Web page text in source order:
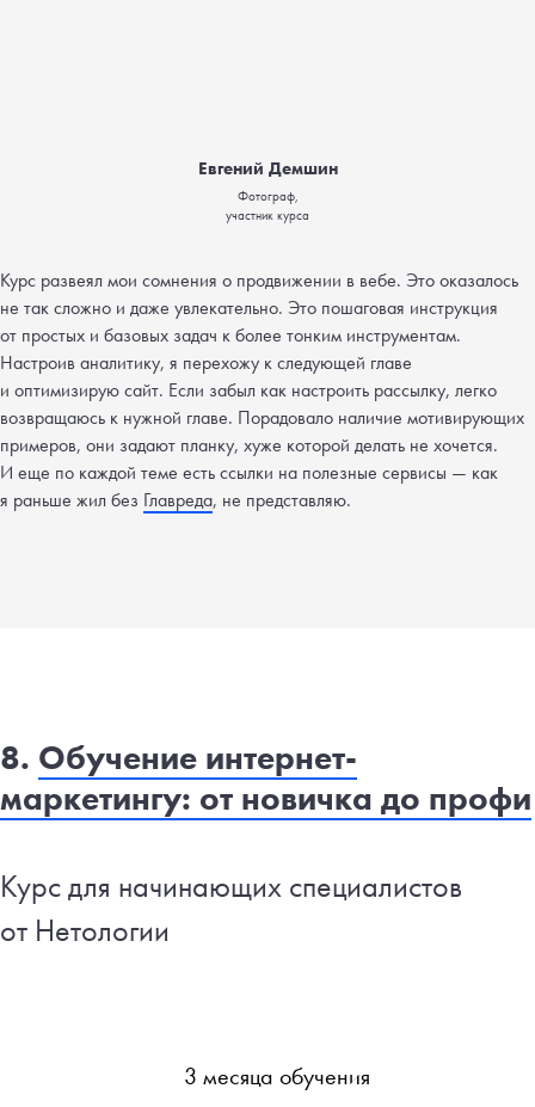
Евгений Демшин
Фотограф,
участник курса
Курс развеял мои сомнения о продвижении в вебе. Это оказалось
не так сложно и даже увлекательно. Это пошаговая инструкция
от простых и базовых задач к более тонким инструментам.
Настроив аналитику, я перехожу к следующей главе
и оптимизирую сайт. Если забыл как настроить рассылку, легко
возвращаюсь к нужной главе. Порадовало наличие мотивирующих
примеров, они задают планку, хуже которой делать не хочется.
И еще по каждой теме есть ссылки на полезные сервисы — как
я раньше жил без Главреда, не представляю.
8. Обучение интернет-
маркетингу: от новичка до профи
Курс для начинающих специалистов
от Нетологии
3 месяца обучения